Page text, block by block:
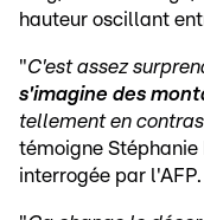
hauteur oscillant
"C'est assez
s'imagine des
tellement en
témoigne Stéphanie
interrogée par l'AFP.